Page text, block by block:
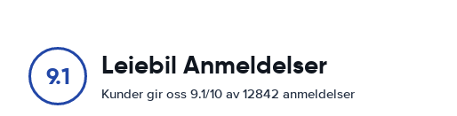
9.1 Leiebil Anmeldelser
Kunder gir oss 9.1/10 av 12842 anmeldelser